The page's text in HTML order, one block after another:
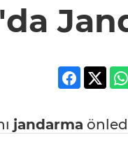
jandarma